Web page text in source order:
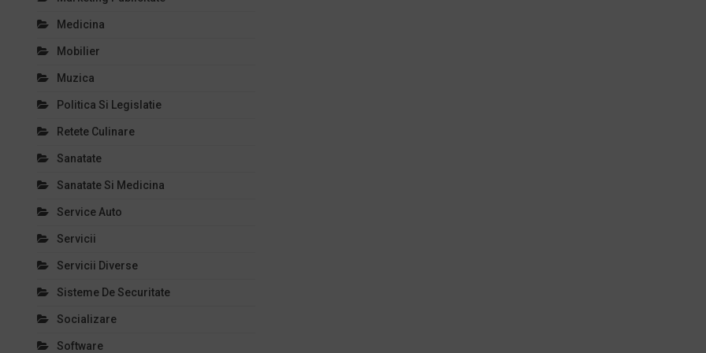
Medicina
Mobilier
Muzica
Politica Si Legislatie
Retete Culinare
Sanatate
Sanatate Si Medicina
Service Auto
Servicii
Servicii Diverse
Sisteme De Securitate
Socializare
Software